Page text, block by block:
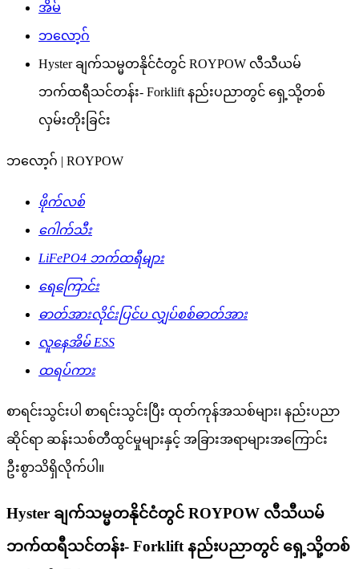
အိမ်
ဘလော့ဂ်
Hyster ချက်သမ္မတနိုင်ငံတွင် ROYPOW လီသီယမ်
ဘက်ထရီသင်တန်း- Forklift နည်းပညာတွင် ရှေ့သို့တစ်
လှမ်းတိုးခြင်း
ဘလော့ဂ် | ROYPOW
ဖိုက်လစ်
ဂေါက်သီး
LiFePO4 ဘက်ထရီများ
ရေကြောင်း
ဓာတ်အားလိုင်းပြင်ပ လျှပ်စစ်ဓာတ်အား
လူနေအိမ် ESS
ထရပ်ကား
စာရင်းသွင်းပါ စာရင်းသွင်းပြီး ထုတ်ကုန်အသစ်များ၊ နည်းပညာ
ဆိုင်ရာ ဆန်းသစ်တီထွင်မှုများနှင့် အခြားအရာများအကြောင်း
ဦးစွာသိရှိလိုက်ပါ။
Hyster ချက်သမ္မတနိုင်ငံတွင် ROYPOW လီသီယမ်
ဘက်ထရီသင်တန်း- Forklift နည်းပညာတွင် ရှေ့သို့တစ်